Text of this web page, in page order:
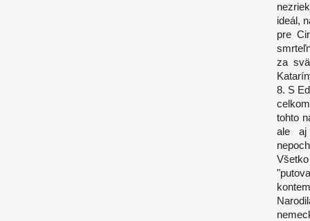
ideál,
pre
za
8. S
tohto
ale aj